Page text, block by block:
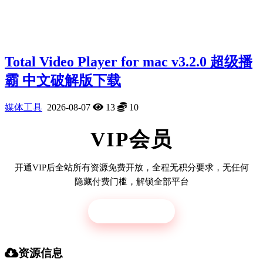
Total Video Player for mac v3.2.0 超级播
霸 中文破解版下载
媒体工具 2026-08-07 13 10
VIP会员
开通VIP后全站所有资源免费开放，全程无积分要求，无任何
隐藏付费门槛，解锁全部平台
资源信息